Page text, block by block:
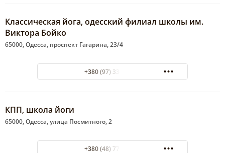
Классическая йога, одесский филиал школы им.
Виктора Бойко
65000, Одесса, проспект Гагарина, 23/4
+380 (97) 338-55-66
КПП, школа йоги
65000, Одесса, улица Посмитного, 2
+380 (48) 771-75-36